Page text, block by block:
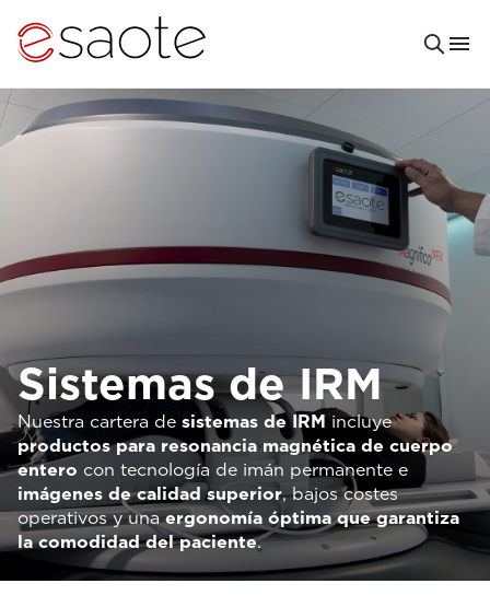
Sistemas de IRM
Nuestra cartera de sistemas de IRM incluye
productos para resonancia magnética de cuerpo
entero con tecnología de imán permanente e
imágenes de calidad superior, bajos costes
operativos y unaergonomía óptima que garantiza
la comodidad del paciente.